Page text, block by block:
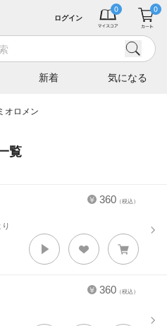
新着 気になる
ログイン
オロメン
覧
360 （税込）
360 （税込）